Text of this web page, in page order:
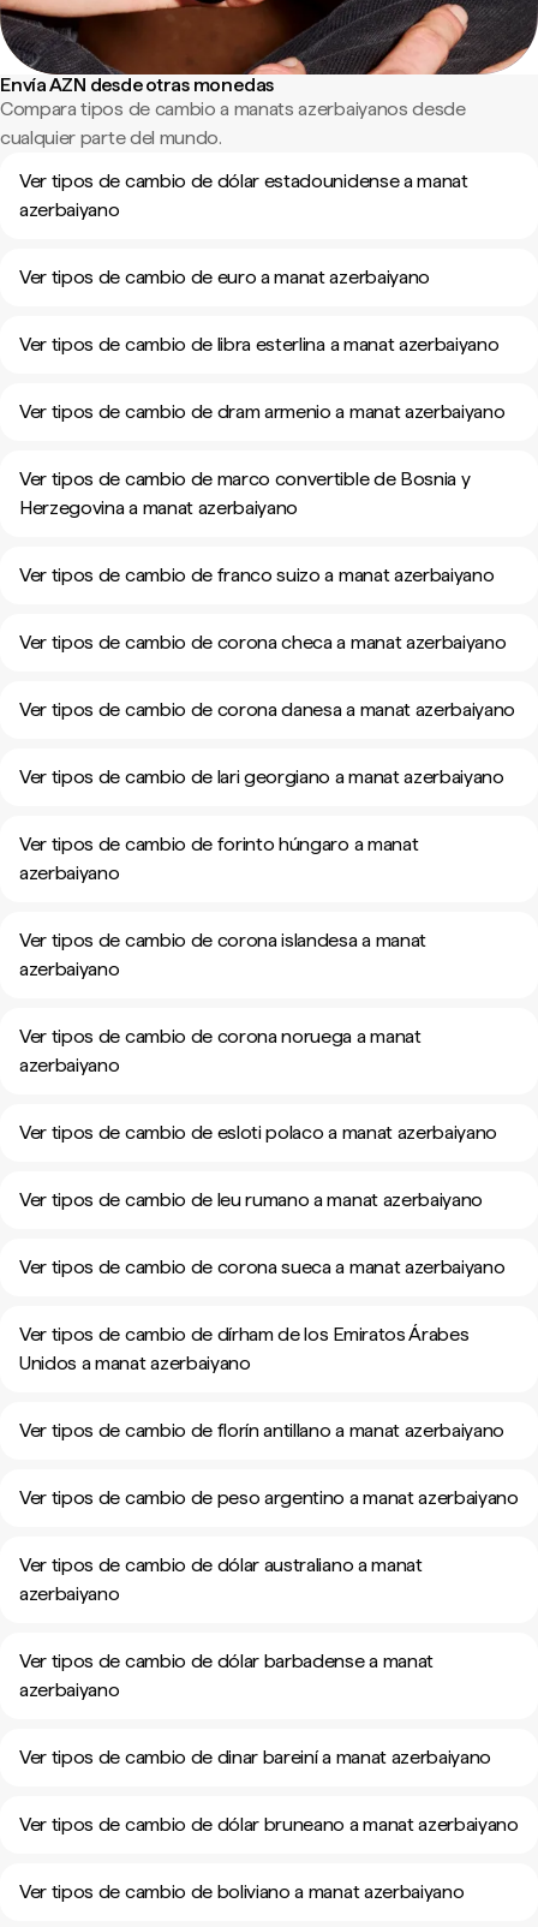
Envía AZN desde otras monedas
Compara tipos de cambio a manats azerbaiyanos desde
cualquier parte del mundo.
Ver tipos de cambio de dólar estadounidense a manat
azerbaiyano
Ver tipos de cambio de euro a manat azerbaiyano
Ver tipos de cambio de libra esterlina a manat azerbaiyano
Ver tipos de cambio de dram armenio a manat azerbaiyano
Ver tipos de cambio de marco convertible de Bosnia y
Herzegovina a manat azerbaiyano
Ver tipos de cambio de franco suizo a manat azerbaiyano
Ver tipos de cambio de corona checa a manat azerbaiyano
Ver tipos de cambio de corona danesa a manat azerbaiyano
Ver tipos de cambio de lari georgiano a manat azerbaiyano
Ver tipos de cambio de forinto húngaro a manat
azerbaiyano
Ver tipos de cambio de corona islandesa a manat
azerbaiyano
Ver tipos de cambio de corona noruega a manat
azerbaiyano
Ver tipos de cambio de esloti polaco a manat azerbaiyano
Ver tipos de cambio de leu rumano a manat azerbaiyano
Ver tipos de cambio de corona sueca a manat azerbaiyano
Ver tipos de cambio de dírham de los Emiratos Árabes
Unidos a manat azerbaiyano
Ver tipos de cambio de florín antillano a manat azerbaiyano
Ver tipos de cambio de peso argentino a manat azerbaiyano
Ver tipos de cambio de dólar australiano a manat
azerbaiyano
Ver tipos de cambio de dólar barbadense a manat
azerbaiyano
Ver tipos de cambio de dinar bareiní a manat azerbaiyano
Ver tipos de cambio de dólar bruneano a manat azerbaiyano
Ver tipos de cambio de boliviano a manat azerbaiyano